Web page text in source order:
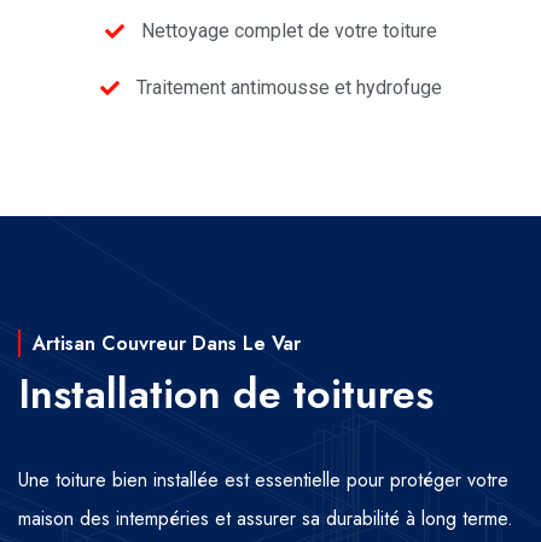
Nettoyage complet de votre toiture
Traitement antimousse et hydrofuge
Artisan Couvreur Dans Le Var
Installation de toitures
Une toiture bien installée est essentielle pour protéger votre
maison des intempéries et assurer sa durabilité à long terme.